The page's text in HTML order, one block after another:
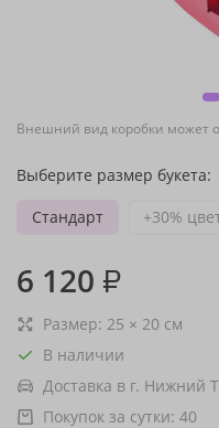
Внешний вид коробки может
Выберите размер букета:
Стандарт
+30%
6 120 ₽
Размер: 25 × 20 см
В наличии
Доставка в г. Нижний
Покупок за сутки: 40